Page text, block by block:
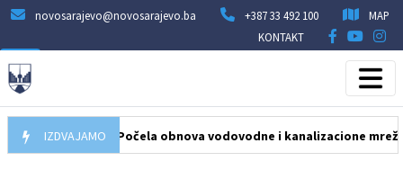
novosarajevo@novosarajevo.ba +387 33 492 100
MAP
KONTAKT
IZDVAJAMO
05.08.2026 Počela obnova vodovodne i kanalizacione mreže u ulici